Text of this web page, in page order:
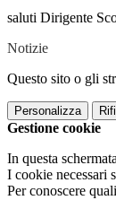
saluti Dirigente
Notizie
Questo sito o gli
Personalizza
Gestione cookie
In questa
I cookie necessari
Per conoscere